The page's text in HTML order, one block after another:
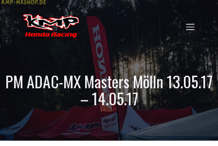
PM ADAC-MX Masters Mölln 13.05.17
– 14.05.17